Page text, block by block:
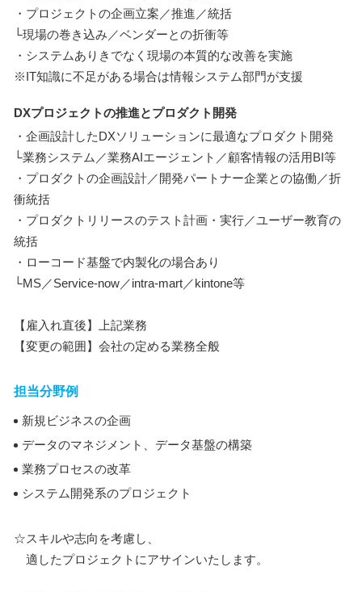
・プロジェクトの企画立案／推進／統括
└現場の巻き込み／ベンダーとの折衝等
・システムありきでなく現場の本質的な改善を実施
※IT知識に不足がある場合は情報システム部門が支援
DXプロジェクトの推進とプロダクト開発
・企画設計したDXソリューションに最適なプロダクト開発
└業務システム／業務AIエージェント／顧客情報の活用BI等
・プロダクトの企画設計／開発パートナー企業との協働／折
衝統括
・プロダクトリリースのテスト計画・実行／ユーザー教育の
統括
・ローコード基盤で内製化の場合あり
└MS／Service-now／intra-mart／kintone等
【雇入れ直後】上記業務
【変更の範囲】会社の定める業務全般
担当分野例
新規ビジネスの企画
データのマネジメント、データ基盤の構築
業務プロセスの改革
システム開発系のプロジェクト
☆スキルや志向を考慮し、
適したプロジェクトにアサインいたします。